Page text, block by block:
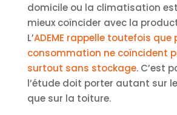
domicile ou la climatisation
mieux coïncider avec la
L’ADEME rappelle toutefois
consommation ne coïncident
surtout sans stockage. C’est
l’étude doit porter autant sur
que sur la toiture.